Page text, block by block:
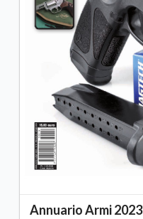
Annuario Armi 2023